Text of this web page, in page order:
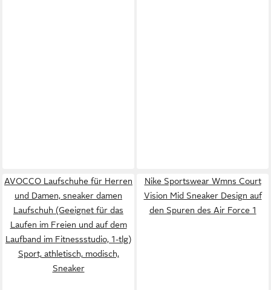
AVOCCO Laufschuhe für Herren
und Damen, sneaker damen
Laufschuh (Geeignet für das
Laufen im Freien und auf dem
Laufband im Fitnessstudio, 1-tlg)
Sport, athletisch, modisch,
Sneaker
Nike Sportswear Wmns Court
Vision Mid Sneaker Design auf
den Spuren des Air Force 1